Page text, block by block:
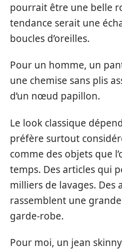
pourrait être une belle
tendance serait une
boucles d’oreilles.
Pour un homme, un
une chemise sans plis
d’un nœud papillon.
Le look classique
préfère surtout
comme des objets que
temps. Des articles qui
milliers de lavages. Des
rassemblent une
garde-robe.
Pour moi, un jean